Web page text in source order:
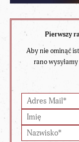
Pierwszy
Aby nie ominąć
rano